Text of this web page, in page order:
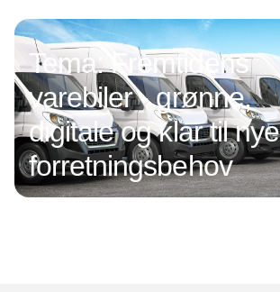
Tema: Fremtidens
varebiler - grønne,
digitale og klar til nye
forretningsbehov